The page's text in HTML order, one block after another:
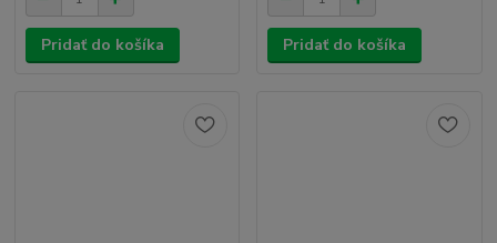
Pridať do košíka Pridať do košíka